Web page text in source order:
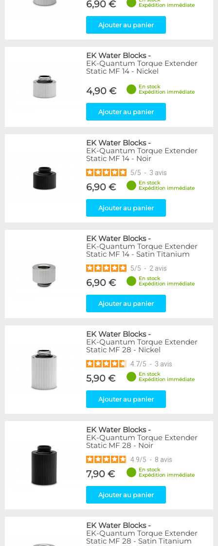
6,90 €
Expédition immédiate
Ajouter au panier
EK Water Blocks-
EK-Quantum Torque Extender
Static MF 14 - Nickel
4,90 €
En stock
Expédition immédiate
Ajouter au panier
EK Water Blocks-
EK-Quantum Torque Extender
Static MF 14 - Noir
5/5 - 3 avis
6,90 €
En stock
Expédition immédiate
Ajouter au panier
EK Water Blocks-
EK-Quantum Torque Extender
Static MF 14 - Satin Titanium
5/5 - 2 avis
6,90 €
En stock
Expédition immédiate
Ajouter au panier
EK Water Blocks-
EK-Quantum Torque Extender
Static MF 28 - Nickel
4.7/5 - 3 avis
5,90 €
En stock
Expédition immédiate
Ajouter au panier
EK Water Blocks-
EK-Quantum Torque Extender
Static MF 28 - Noir
4.9/5 - 8 avis
7,90 €
En stock
Expédition immédiate
Ajouter au panier
EK Water Blocks-
EK-Quantum Torque Extender
Static MF 28 - Satin Titanium